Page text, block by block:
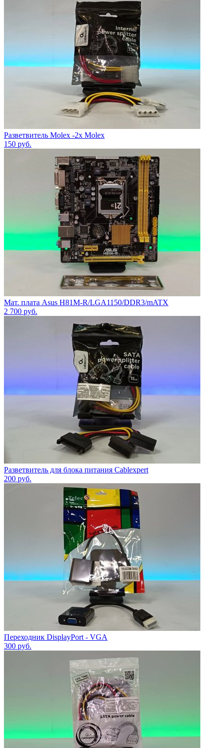
Разветвитель Molex -2x Molex
150 руб.
Мат. плата Asus H81M-R/LGA1150/DDR3/mATX
2 700 руб.
Разветвитель для блока питания Cablexpert
200 руб.
Переходник DisplayPort - VGA
300 руб.